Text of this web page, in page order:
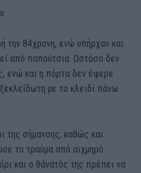
την 84χρονη, ενώ υπήρχαν και
από παπούτσια. Ωστόσο δεν
ενώ και η πόρτα δεν έφερε
με το κλειδί πάνω
της σήμανσης, καθώς και
το τραύμα από αιχμηρό
και ο θάνατός της πρέπει να